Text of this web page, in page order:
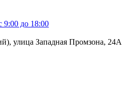
9:00 до 18:00
улица Западная Промзона, 24А